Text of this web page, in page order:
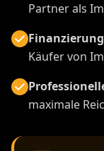
Partner als
Käufer von
maximale